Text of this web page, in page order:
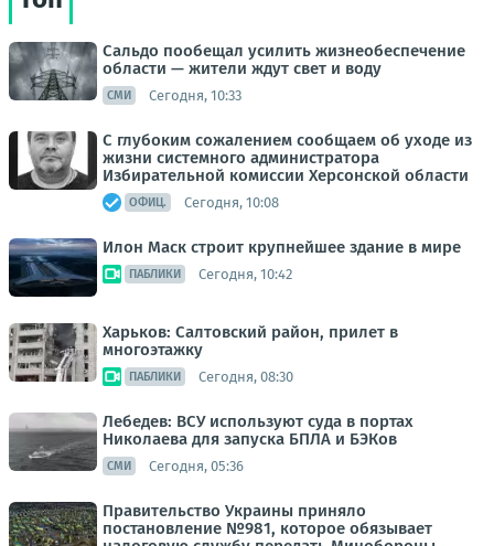
Сальдо пообещал усилить жизнеобеспечение
области — жители ждут свет и воду
СМИ Сегодня, 10:33
С глубоким сожалением сообщаем об уходе из
жизни системного администратора
Избирательной комиссии Херсонской области
ОФИЦ. Сегодня, 10:08
Илон Маск строит крупнейшее здание в мире
ПАБЛИКИ Сегодня, 10:42
Харьков: Салтовский район, прилет в
многоэтажку
ПАБЛИКИ Сегодня, 08:30
Лебедев: ВСУ используют суда в портах
Николаева для запуска БПЛА и БЭКов
СМИ Сегодня, 05:36
Правительство Украины приняло
постановление №981, которое обязывает